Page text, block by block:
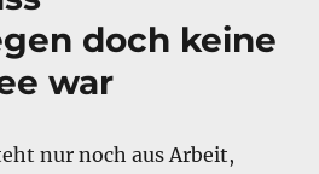
doch keine
war
nur noch aus Arbeit,